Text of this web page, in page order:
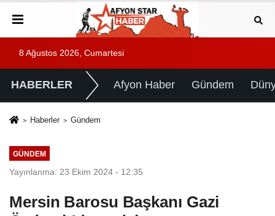
8 Ağustos 2026, Cumartesi
HABERLER Afyon Haber Gündem
Haberler Gündem
GÜNDEM
Yayınlanma: 23 Ekim 2024 - 12:35
Mersin Barosu Başkanı Gazi